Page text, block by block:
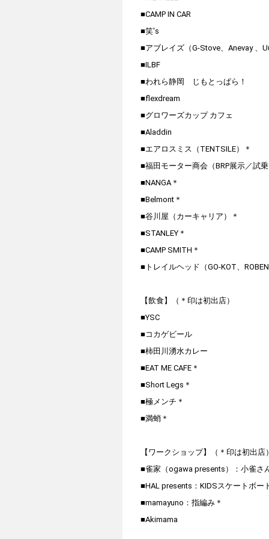
■CAMP IN CAR
■笑's
■アブレイズ（G-Stove、Anevay 、
■ILBF
■われら静岡 じもとっぱら！
■flexdream
■グロワーズカップ カフェ
■Aladdin
■エアロスミス（TENTSILE）＊
■福田モーター商会（BRP展示／試乗
■NANGA＊
■Belmont＊
■谷川屋（カーキャリア）＊
■STANLEY＊
■CAMP SMITH＊
■トレイルヘッド（GO-KOT、
【飲食】（＊印は初出店）
■YSC
■コカゲビール
■柿田川湧水カレー
■EAT ME CAFE＊
■Short Legs＊
■極メンチ＊
■満蛸＊
【ワークショップ】（＊印は初出店）
■雀家（ogawa presents）：小雀さ
■HAL presents：KIDSスケートボー
■mamayuno：指編み＊
■Akimama